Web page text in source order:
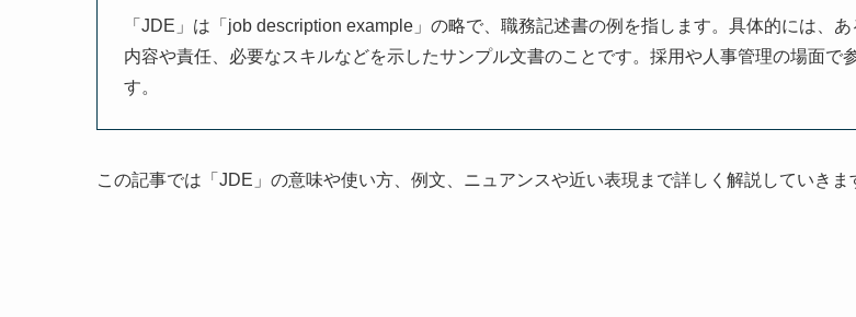
「JDE」は「job description example」の略で、職務記述書の例を指します。具体的には、
内容や責任、必要なスキルなどを示したサンプル文書のことです。採用や人事管理の場面で
す。
この記事では「JDE」の意味や使い方、例文、ニュアンスや近い表現まで詳しく解説していきま